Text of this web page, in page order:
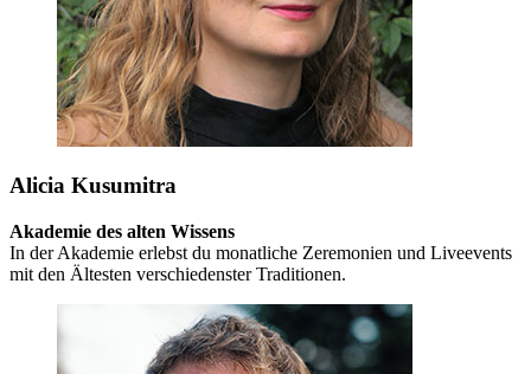
Alicia Kusumitra
Akademie des alten Wissens
In der Akademie erlebst du monatliche Zeremonien und Liveevents
mit den Ältesten verschiedenster Traditionen.